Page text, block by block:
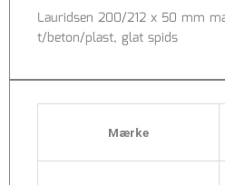
spids
antal
Lauridsen 200/212 x 50 mm
t/beton/plast, glat spids
Mærke